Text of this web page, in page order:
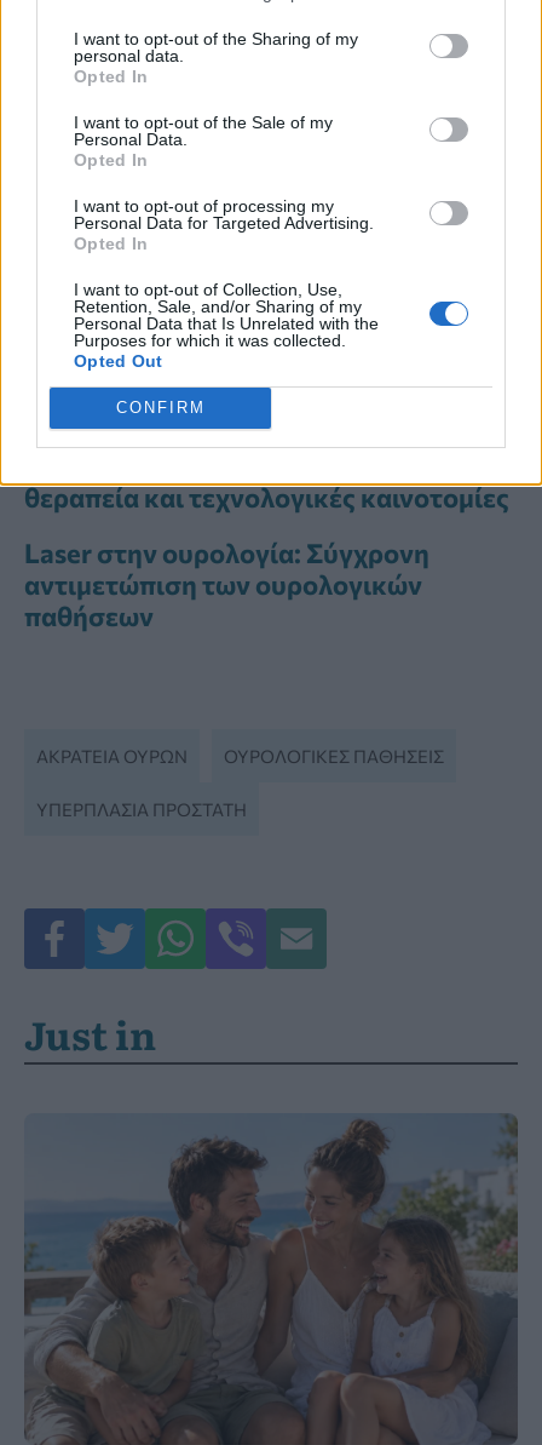
I want to opt-out of the Sharing of my
personal data.
Opted In
I want to opt-out of the Sale of my
Personal Data.
Opted In
I want to opt-out of processing my
Personal Data for Targeted Advertising.
Opted In
I want to opt-out of Collection, Use,
Retention, Sale, and/or Sharing of my
Personal Data that Is Unrelated with the
Purposes for which it was collected.
Opted Out
CONFIRM
αυξάνονται ουσιαστικά οι πιθανότητες
έγκαιρης διάγνωσης και
αποτελεσματικής αντιμετώπισης».
Διαβάστε Περισσότερα
Ουρολογική υγεία χωρίς ταμπού: Το
μήνυμα της Ουρολογικής Εταιρείας
προς άνδρες και γυναίκες
Λιθίαση του ουροποιητικού
θεραπεία και τεχνολογικές καινοτομίες
Laser στην ουρολογία: Σύγχρονη
αντιμετώπιση των ουρολογικών
παθήσεων
ΑΚΡΆΤΕΙΑ ΟΎΡΩΝ ΟΥΡΟΛΟΓΙΚΈΣ ΠΑΘΉΣΕΙΣ
ΥΠΕΡΠΛΑΣΊΑ ΠΡΟΣΤΆΤΗ
Just in